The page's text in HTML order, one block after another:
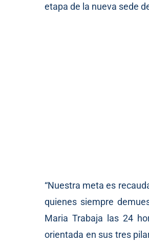
etapa de la nueva sede
“Nuestra meta es
quienes siempre
Maria Trabaja las 24
orientada en sus tres